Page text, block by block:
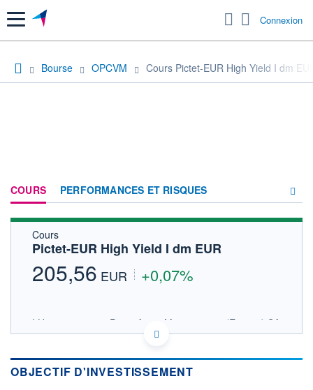
Menu Connexion
Bourse OPCVM Cours Pictet-EUR High Yield I dm
COURS PERFORMANCES ET RISQUES
FORUM
Cours
Pictet-EUR High Yield I dm EUR
205,56 EUR +0,07%
LU1417284582 - Pictet Asset Management (Europe) SA
OPCVM DERNIER COURS CONNU AU 05/08/2026
OBJECTIF D'INVESTISSEMENT